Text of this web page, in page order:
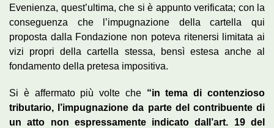
Evenienza, quest’ultima, che si è appunto verificata; con la
conseguenza che l’impugnazione della cartella qui
proposta dalla Fondazione non poteva ritenersi limitata ai
vizi propri della cartella stessa, bensì estesa anche al
fondamento della pretesa impositiva.
Si è affermato più volte che “in tema di contenzioso
tributario, l’impugnazione da parte del contribuente di
un atto non espressamente indicato dall’art. 19 del